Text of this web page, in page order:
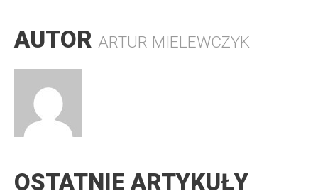
AUTOR ARTUR MIELEWCZYK
OSTATNIE ARTYKUŁY